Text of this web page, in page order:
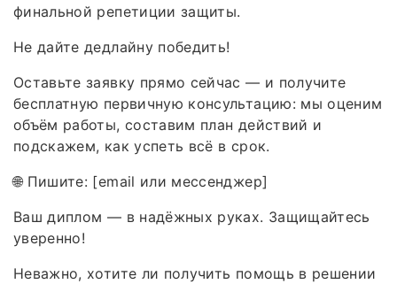
финальной репетиции защиты.
Не дайте дедлайну победить!
Оставьте заявку прямо сейчас — и получите
бесплатную первичную консультацию: мы оценим
объём работы, составим план действий и
подскажем, как успеть всё в срок.
🌐 Пишите: [email или мессенджер]
Ваш диплом — в надёжных руках. Защищайтесь
уверенно!
Неважно, хотите ли получить помощь в решении